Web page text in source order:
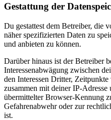
Gestattung der
Du gestattest dem Betreiber, die
näher spezifizierten Daten zu
und anbieten zu können.
Darüber hinaus ist der Betreiber
Interessenabwägung zwischen
den Interessen Dritter,
zusammen mit deiner IP-
übermittelter Browser-Kennung
Gefahrenabwehr oder zur
ist.